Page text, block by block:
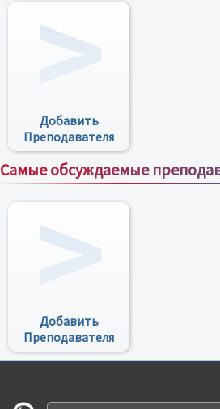
Добавить
Преподавателя
Самые обсуждаемые
Добавить
Преподавателя